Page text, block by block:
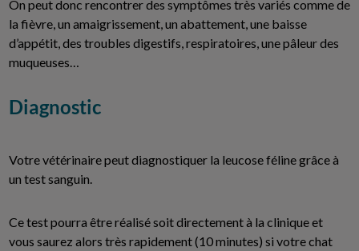
On peut donc rencontrer des symptômes très variés comme de
la fièvre, un amaigrissement, un abattement, une baisse
d’appétit, des troubles digestifs, respiratoires, une pâleur des
muqueuses…
Diagnostic
Votre vétérinaire peut diagnostiquer la leucose féline grâce à
un test sanguin.
Ce test pourra être réalisé soit directement à la clinique et
vous saurez alors très rapidement (10 minutes) si votre chat